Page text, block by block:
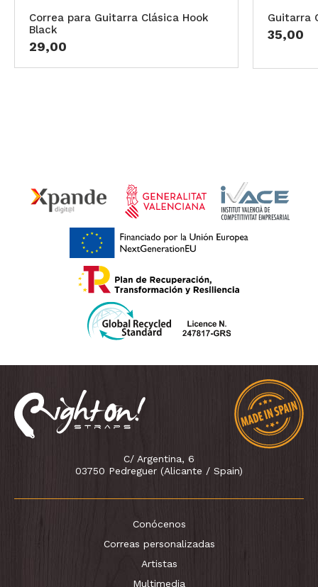
Correa para Guitarra Clásica Hook
Black
29,00
Guitarra
35,00
C/ Argentina, 6
03750 Pedreguer (Alicante / Spain)
Conócenos
Correas personalizadas
Artistas
Multimedia